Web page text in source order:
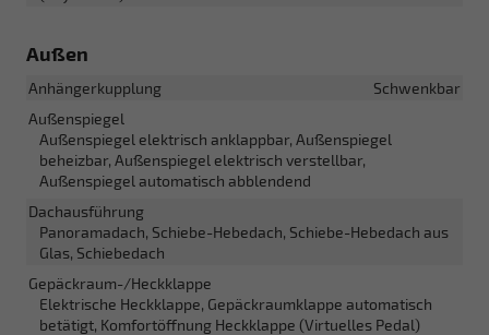
Außen
Anhängerkupplung
Schwenkbar
Außenspiegel
Außenspiegel elektrisch anklappbar, Außenspiegel
beheizbar, Außenspiegel elektrisch verstellbar,
Außenspiegel automatisch abblendend
Dachausführung
Panoramadach, Schiebe-Hebedach, Schiebe-Hebedach aus
Glas, Schiebedach
Gepäckraum-/Heckklappe
Elektrische Heckklappe, Gepäckraumklappe automatisch
betätigt, Komfortöffnung Heckklappe (Virtuelles Pedal)